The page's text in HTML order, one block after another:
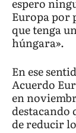
espero
Europa por
que tenga
húngara».
En ese
Acuerdo
en
destacando
de reducir